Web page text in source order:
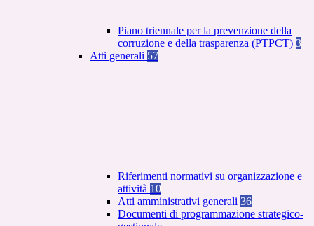
Piano triennale per la prevenzione della
corruzione e della trasparenza (PTPCT) 3
Atti generali 57
Riferimenti normativi su organizzazione e
attività 10
Atti amministrativi generali 36
Documenti di programmazione strategico-